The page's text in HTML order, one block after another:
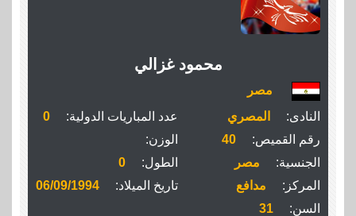
محمود غزالي
مصر
النادى:
المصري عدد المباريات الدولية:
0
رقم القميص:
40
الوزن:
الجنسية:
مصر الطول:
0
المركز:
مدافع تاريخ الميلاد:
06/09/1994
السن:
31